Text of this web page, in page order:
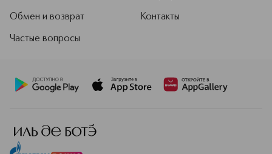
Обмен и возврат
Частые вопросы
Контакты